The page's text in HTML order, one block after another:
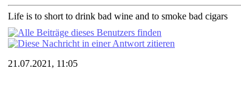
Life is to short to drink bad wine and to smoke bad cigars
21.07.2021, 11:05